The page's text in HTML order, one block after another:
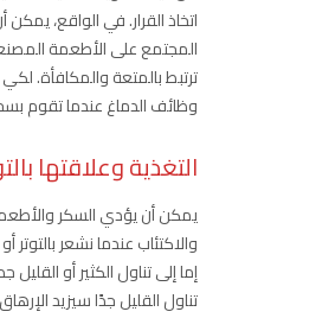
اتخاذ القرار. في الواقع،
المجتمع على الأطعمة
ترتبط بالمتعة والمكافأة.
وظائف الدماغ عندما تقوم
التغذية وعلاقتها
يمكن أن يؤدي السكر
والاكتئاب عندما نشعر
إما إلى تناول الكثير أو
تناول القليل جدًا سيزيد